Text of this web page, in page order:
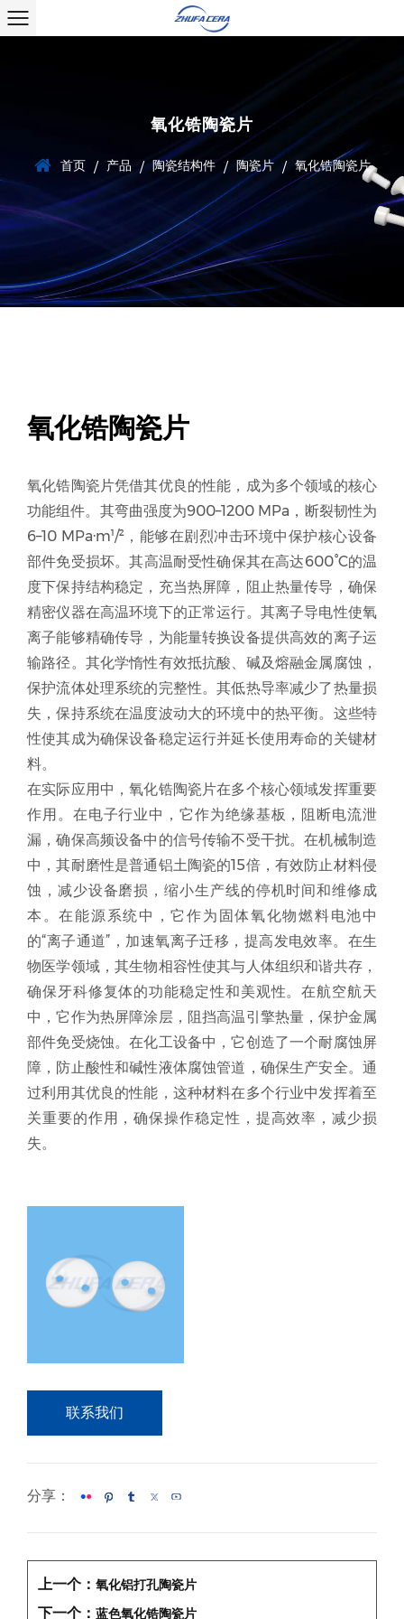
氧化锆陶瓷片
首页 / 产品 / 陶瓷结构件 / 陶瓷片 / 氧化锆陶瓷片
氧化锆陶瓷片
氧化锆陶瓷片凭借其优良的性能，成为多个领域的核心
功能组件。其弯曲强度为900–1200 MPa，断裂韧性为
6–10 MPa·m¹/²，能够在剧烈冲击环境中保护核心设备
部件免受损坏。其高温耐受性确保其在高达600°C的温
度下保持结构稳定，充当热屏障，阻止热量传导，确保
精密仪器在高温环境下的正常运行。其离子导电性使氧
离子能够精确传导，为能量转换设备提供高效的离子运
输路径。其化学惰性有效抵抗酸、碱及熔融金属腐蚀，
保护流体处理系统的完整性。其低热导率减少了热量损
失，保持系统在温度波动大的环境中的热平衡。这些特
性使其成为确保设备稳定运行并延长使用寿命的关键材
料。
在实际应用中，氧化锆陶瓷片在多个核心领域发挥重要
作用。在电子行业中，它作为绝缘基板，阻断电流泄
漏，确保高频设备中的信号传输不受干扰。在机械制造
中，其耐磨性是普通铝土陶瓷的15倍，有效防止材料侵
蚀，减少设备磨损，缩小生产线的停机时间和维修成
本。在能源系统中，它作为固体氧化物燃料电池中
的“离子通道”，加速氧离子迁移，提高发电效率。在生
物医学领域，其生物相容性使其与人体组织和谐共存，
确保牙科修复体的功能稳定性和美观性。在航空航天
中，它作为热屏障涂层，阻挡高温引擎热量，保护金属
部件免受烧蚀。在化工设备中，它创造了一个耐腐蚀屏
障，防止酸性和碱性液体腐蚀管道，确保生产安全。通
过利用其优良的性能，这种材料在多个行业中发挥着至
关重要的作用，确保操作稳定性，提高效率，减少损
失。
联系我们
分享：
上一个： 氧化铝打孔陶瓷片
下一个： 蓝色氧化锆陶瓷片